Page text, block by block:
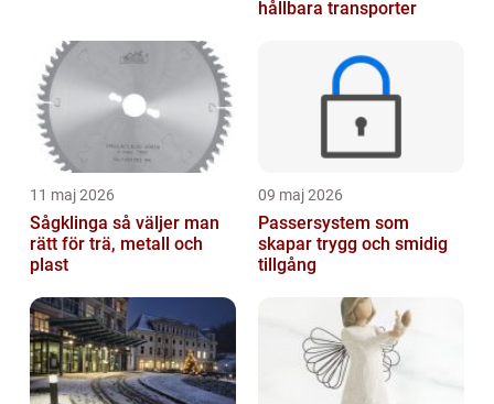
hållbara transporter
11 maj 2026
Sågklinga så väljer man
rätt för trä, metall och
plast
09 maj 2026
Passersystem som
skapar trygg och smidig
tillgång